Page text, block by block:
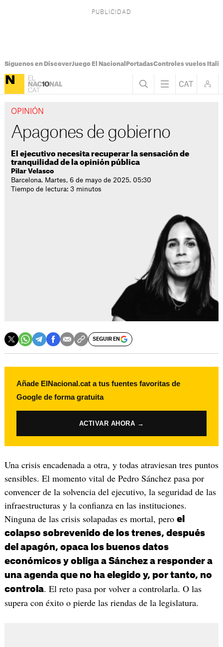
Síguenos en DiscoverJuego El Nacional PortadasControles vuelos Italia
OPINIÓN
Apagones de gobierno
El ejecutivo necesita recuperar la sensación de
tranquilidad de la opinión pública
Pilar Velasco
Barcelona. Martes, 6 de mayo de 2025. 05:30
Tiempo de lectura: 3 minutos
SEGUIR EN
Añade ElNacional.cat a tus fuentes favoritas de
Google de forma gratuita
ACTIVAR AHORA →
Una crisis encadenada a otra, y todas atraviesan tres puntos
sensibles. El momento vital de Pedro Sánchez pasa por
convencer de la solvencia del ejecutivo, la seguridad de las
infraestructuras y la confianza en las instituciones.
Ninguna de las crisis solapadas es mortal, pero el
colapso sobrevenido de los trenes, después
del apagón, opaca los buenos datos
económicos y obliga a Sánchez a responder a
una agenda que no ha elegido y, por tanto, no
controla. El reto pasa por volver a controlarla. O las
supera con éxito o pierde las riendas de la legislatura.